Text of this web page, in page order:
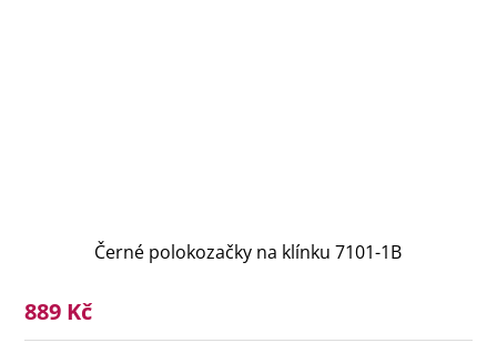
Černé polokozačky na klínku 7101-1B
889 Kč